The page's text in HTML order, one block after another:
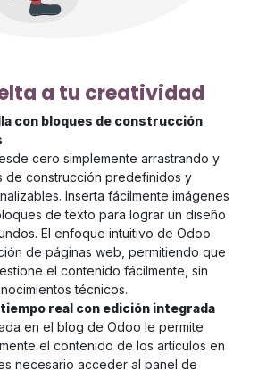
a tu creatividad
con bloques de construcción
cero simplemente arrastrando y
de construcción predefinidos y
Inserta fácilmente imágenes
de texto para lograr un diseño
El enfoque intuitivo de Odoo
de páginas web, permitiendo que
el contenido fácilmente, sin
técnicos.
real con edición integrada
en el blog de Odoo le permite
el contenido de los artículos en
necesario acceder al panel de